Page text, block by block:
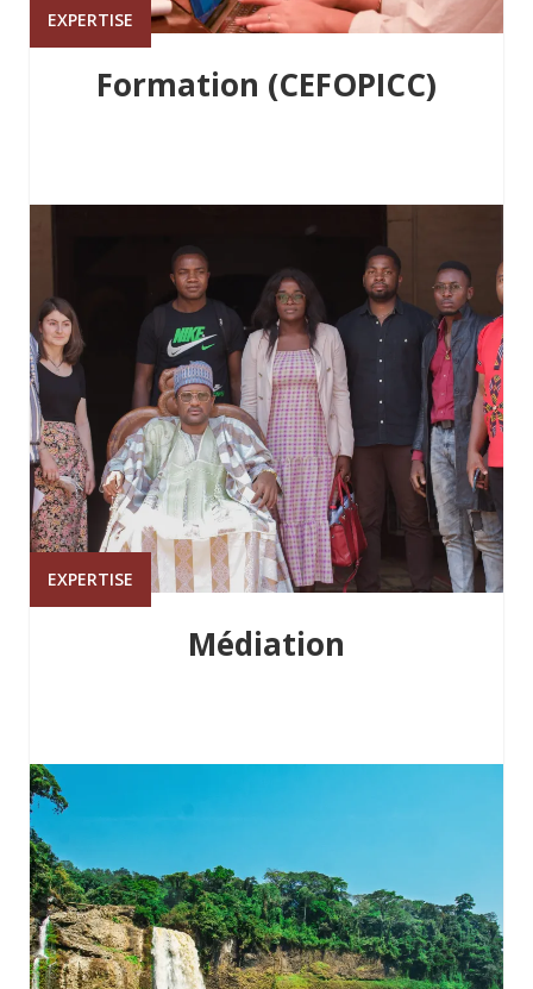
EXPERTISE
Formation (CEFOPICC)
EXPERTISE
Médiation